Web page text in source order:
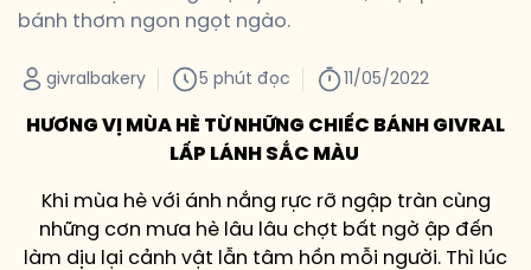
bánh thơm ngon ngọt ngào.
givralbakery 5 phút đọc 11/05/2022
HƯƠNG VỊ MÙA HÈ TỪ NHỮNG CHIẾC BÁNH GIVRAL
LẤP LÁNH SẮC MÀU
Khi mùa hè với ánh nắng rực rỡ ngập tràn cùng
những cơn mưa hè lâu lâu chợt bất ngờ ập đến
làm dịu lại cảnh vật lẫn tâm hồn mỗi người. Thì lúc